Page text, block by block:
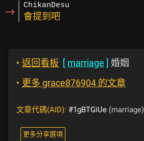
→ ChikanDesu
會提到吧
‣ 返回看板 [ marriage ] 婚姻
‣ 更多 grace876904 的文章
文章代碼(AID): #1gBTGiUe (marriage)
更多分享選項